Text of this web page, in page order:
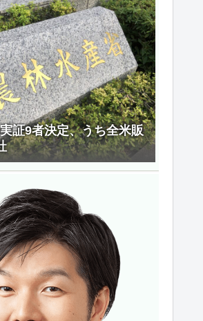
証9者決定、うち全米販